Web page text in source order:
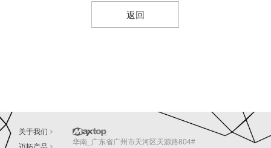
返回
关于我们
华南_广东省广州市天河区天源路804#